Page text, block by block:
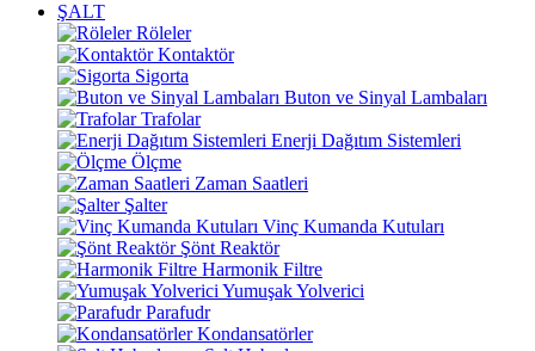
ŞALT
Röleler
Kontaktör
Sigorta
Buton ve Sinyal Lambaları
Trafolar
Enerji Dağıtım Sistemleri
Ölçme
Zaman Saatleri
Şalter
Vinç Kumanda Kutuları
Şönt Reaktör
Harmonik Filtre
Yumuşak Yolverici
Parafudr
Kondansatörler